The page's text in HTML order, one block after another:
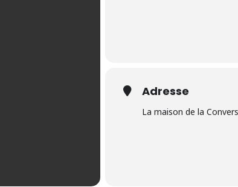
Adresse
La maison de la